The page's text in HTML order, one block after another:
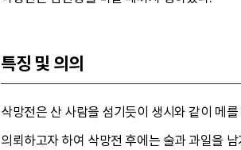
특징 및 의의
삭망전은 산 사람을 섬기듯이 생시와 같이 메
의뢰하고자 하여 삭망전 후에는 술과 과일을